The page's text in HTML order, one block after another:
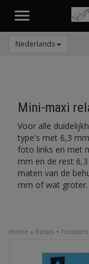
Toggle
Nederlands
Mini-maxi
Voor alle
type's met 6,3
foto links en met
mm en de rest
maten van de
mm of wat groter.
Home » Relais + houders